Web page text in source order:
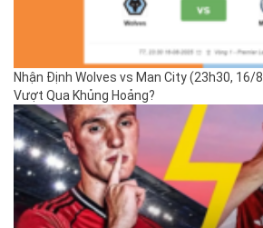
Nhận Định Wolves vs Man City (23h30, 16/
Vượt Qua Khủng Hoảng?